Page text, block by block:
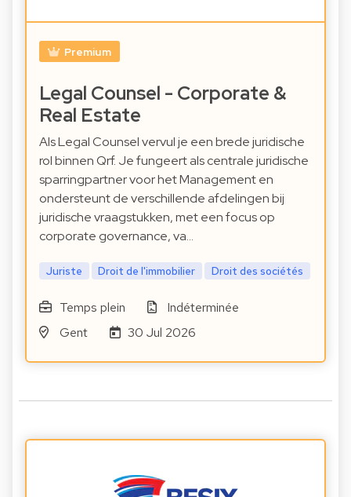
Premium
Legal Counsel - Corporate &
Real Estate
Als Legal Counsel vervul je een brede juridische
rol binnen Qrf. Je fungeert als centrale juridische
sparringpartner voor het Management en
ondersteunt de verschillende afdelingen bij
juridische vraagstukken, met een focus op
corporate governance, va…
Juriste Droit de l'immobilier Droit des sociétés
Temps plein
Indéterminée
Gent
30 Jul 2026